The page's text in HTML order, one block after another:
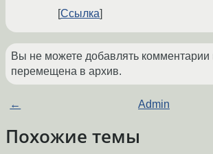
Ссылка
Вы не можете добавлять комментарии
перемещена в архив.
← Admin
Похожие темы